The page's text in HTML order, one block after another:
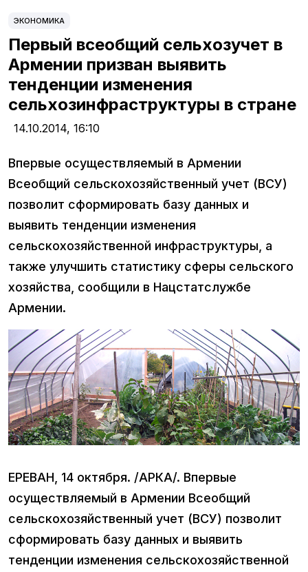
ЭКОНОМИКА
Первый всеобщий сельхозучет в
Армении призван выявить
тенденции изменения
сельхозинфраструктуры в стране
14.10.2014, 16:10
Впервые осуществляемый в Армении
Всеобщий сельскохозяйственный учет (ВСУ)
позволит сформировать базу данных и
выявить тенденции изменения
сельскохозяйственной инфраструктуры, а
также улучшить статистику сферы сельского
хозяйства, сообщили в Нацстатслужбе
Армении.
ЕРЕВАН, 14 октября. /АРКА/. Впервые
осуществляемый в Армении Всеобщий
сельскохозяйственный учет (ВСУ) позволит
сформировать базу данных и выявить
тенденции изменения сельскохозяйственной